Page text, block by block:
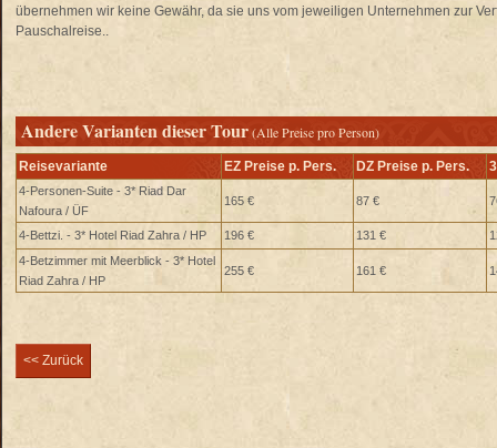
übernehmen wir keine Gewähr, da sie uns vom jeweiligen Unternehmen zur
Pauschalreise..
Andere Varianten dieser Tour(Alle Preise pro Person)
Reisevariante EZ Preise p. Pers. DZ Preise p. Pers.
4-Personen-Suite - 3* Riad Dar
Nafoura / ÜF
165 € 87 €
4-Bettzi. - 3* Hotel Riad Zahra / HP 196 € 131 €
4-Betzimmer mit Meerblick - 3* Hotel
Riad Zahra / HP
255 € 161 €
<< Zurück